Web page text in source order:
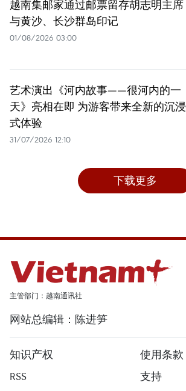
越南集邮家通过邮票留存胡志明主席
与黄沙、长沙群岛印记
01/08/2026 03:00
艺术演出《河内故事——很河内的一
天》亮相在即 为游客带来全新的沉浸
式体验
31/07/2026 12:10
下载更多
主管部门：越南通讯社
网站总编辑：陈进笋
知识产权
使用条款
RSS
支持